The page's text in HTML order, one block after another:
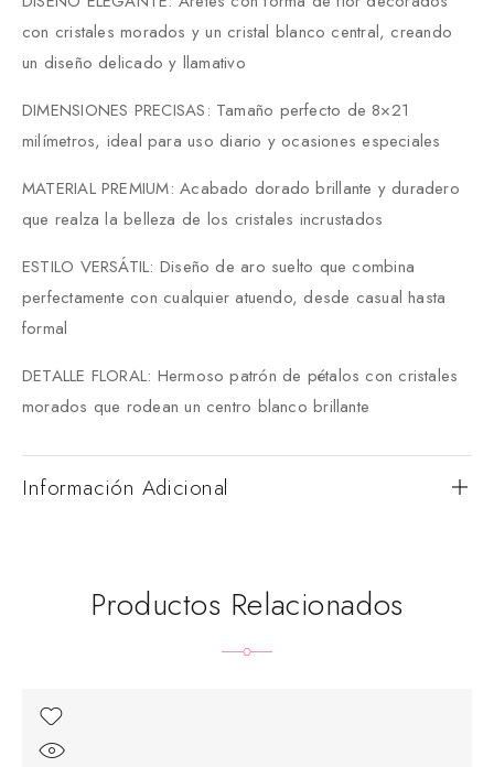
con cristales morados y un cristal blanco central, creando
un diseño delicado y llamativo
DIMENSIONES PRECISAS: Tamaño perfecto de 8×21
milímetros, ideal para uso diario y ocasiones especiales
MATERIAL PREMIUM: Acabado dorado brillante y duradero
que realza la belleza de los cristales incrustados
ESTILO VERSÁTIL: Diseño de aro suelto que combina
perfectamente con cualquier atuendo, desde casual hasta
formal
DETALLE FLORAL: Hermoso patrón de pétalos con cristales
morados que rodean un centro blanco brillante
Información Adicional
Productos Relacionados